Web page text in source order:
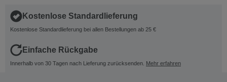
Kostenlose Standardlieferung
Kostenlose Standardlieferung bei allen Bestellungen ab 25 €
Einfache Rückgabe
Innerhalb von 30 Tagen nach Lieferung zurücksenden. Mehr erfahren